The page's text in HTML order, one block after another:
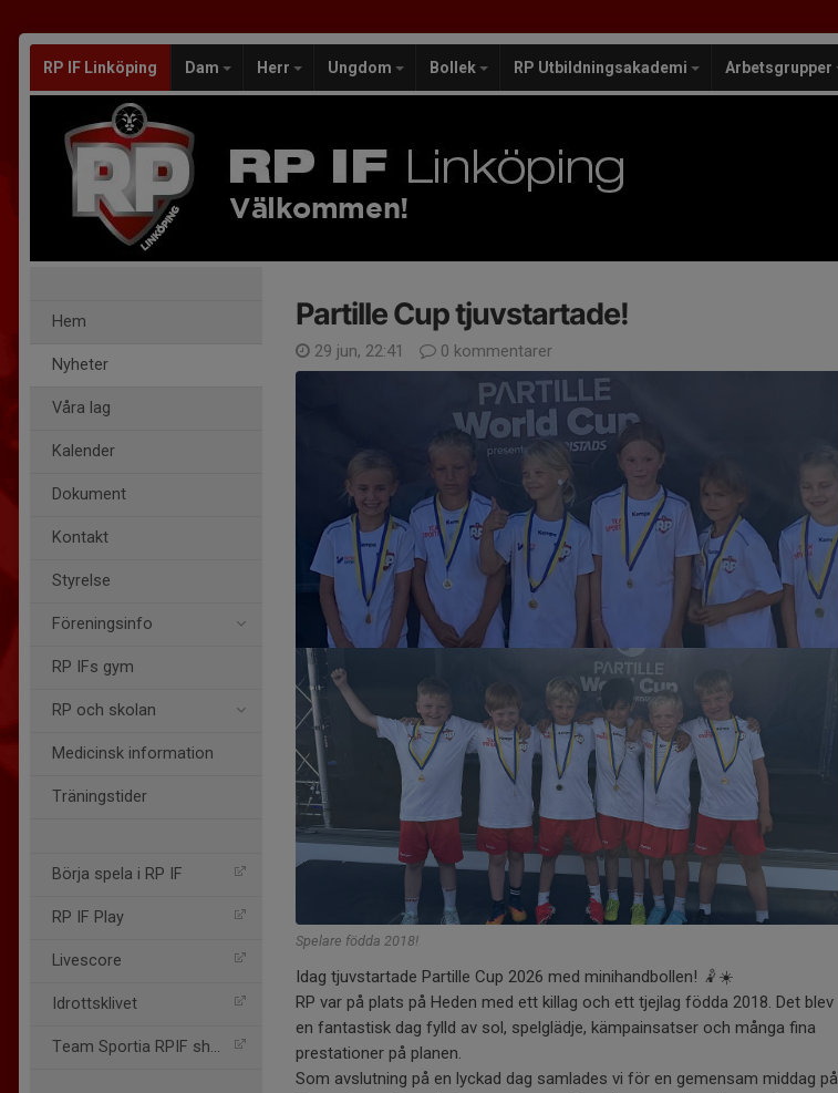
RP IF Linköping Dam Herr Ungdom Bollek RP Utbildningsakademi Arbetsgrupper
Välkommen!
Hem
Nyheter
Våra lag
Kalender
Dokument
Kontakt
Styrelse
Föreningsinfo
RP IFs gym
RP och skolan
Medicinsk information
Träningstider
Börja spela i RP IF
RP IF Play
Livescore
Idrottsklivet
Team Sportia RPIF shopen
Partille Cup tjuvstartade!
29 jun, 22:41 0 kommentarer
Spelare födda 2018!
Idag tjuvstartade Partille Cup 2026 med minihandbollen! 🤾☀️
RP var på plats på Heden med ett killag och ett tjejlag födda 2018. Det blev
en fantastisk dag fylld av sol, spelglädje, kämpainsatser och många fina
prestationer på planen.
Som avslutning på en lyckad dag samlades vi för en gemensam middag på